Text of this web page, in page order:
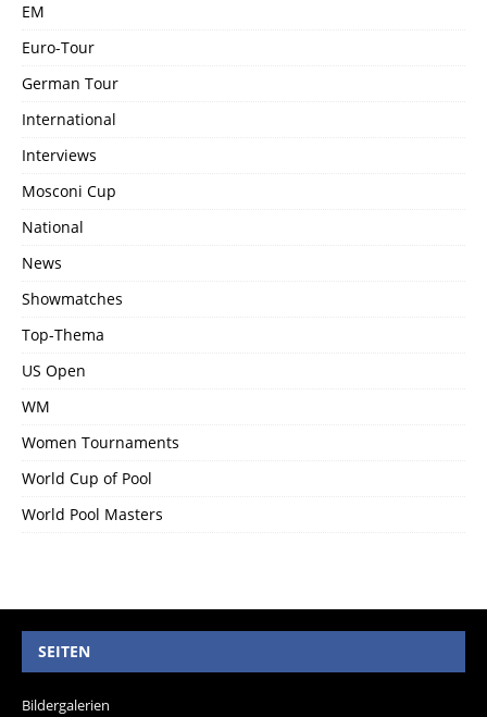
EM
Euro-Tour
German Tour
International
Interviews
Mosconi Cup
National
News
Showmatches
Top-Thema
US Open
WM
Women Tournaments
World Cup of Pool
World Pool Masters
SEITEN
Bildergalerien